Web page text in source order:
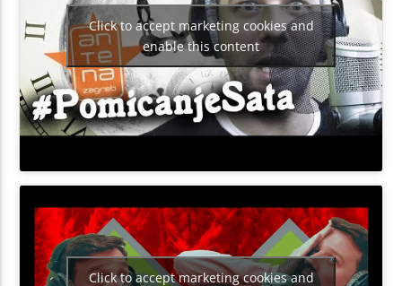
Click to accept marketing cookies and
enable this content
Click to accept marketing cookies and